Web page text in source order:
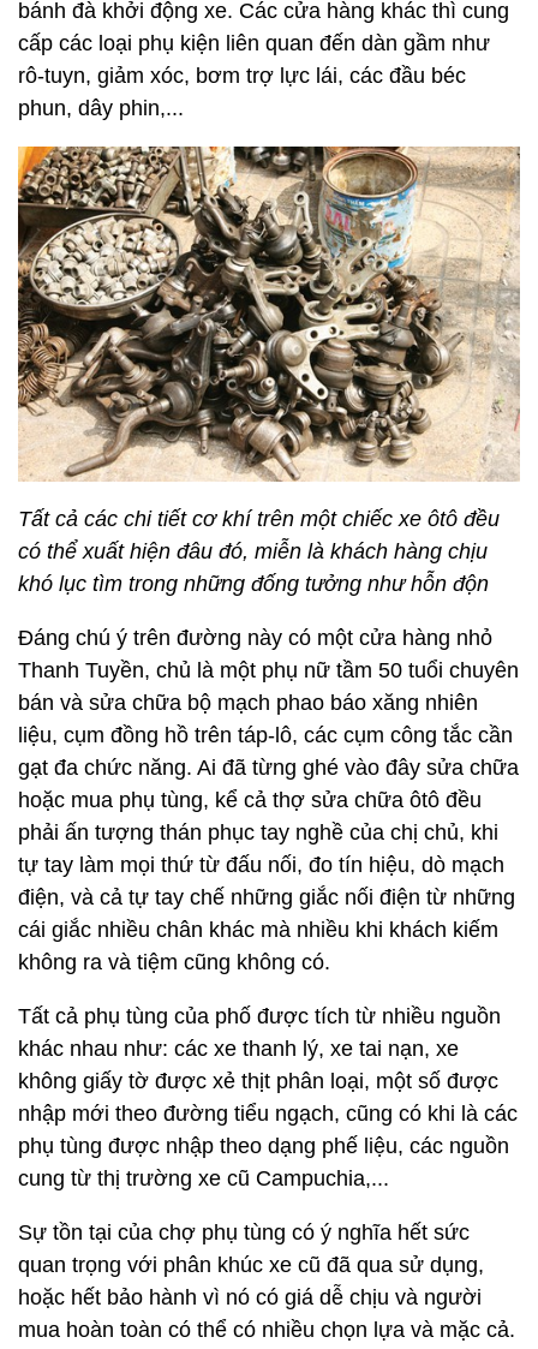
bánh đà khởi động xe. Các cửa hàng khác thì cung
cấp các loại phụ kiện liên quan đến dàn gầm như
rô-tuyn, giảm xóc, bơm trợ lực lái, các đầu béc
phun, dây phin,...
Tất cả các chi tiết cơ khí trên một chiếc xe ôtô đều
có thể xuất hiện đâu đó, miễn là khách hàng chịu
khó lục tìm trong những đống tưởng như hỗn độn
Đáng chú ý trên đường này có một cửa hàng nhỏ
Thanh Tuyền, chủ là một phụ nữ tầm 50 tuổi chuyên
bán và sửa chữa bộ mạch phao báo xăng nhiên
liệu, cụm đồng hồ trên táp-lô, các cụm công tắc cần
gạt đa chức năng. Ai đã từng ghé vào đây sửa chữa
hoặc mua phụ tùng, kể cả thợ sửa chữa ôtô đều
phải ấn tượng thán phục tay nghề của chị chủ, khi
tự tay làm mọi thứ từ đấu nối, đo tín hiệu, dò mạch
điện, và cả tự tay chế những giắc nối điện từ những
cái giắc nhiều chân khác mà nhiều khi khách kiếm
không ra và tiệm cũng không có.
Tất cả phụ tùng của phố được tích từ nhiều nguồn
khác nhau như: các xe thanh lý, xe tai nạn, xe
không giấy tờ được xẻ thịt phân loại, một số được
nhập mới theo đường tiểu ngạch, cũng có khi là các
phụ tùng được nhập theo dạng phế liệu, các nguồn
cung từ thị trường xe cũ Campuchia,...
Sự tồn tại của chợ phụ tùng có ý nghĩa hết sức
quan trọng với phân khúc xe cũ đã qua sử dụng,
hoặc hết bảo hành vì nó có giá dễ chịu và người
mua hoàn toàn có thể có nhiều chọn lựa và mặc cả.